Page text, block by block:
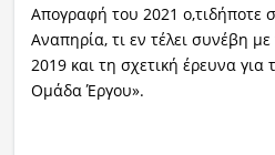
Απογραφή του 2021 ο,τιδήποτε
Αναπηρία, τι εν τέλει συνέβη
2019 και τη σχετική έρευνα
Ομάδα Έργου».